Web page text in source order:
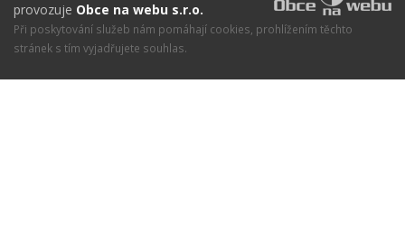
provozuje Obce na webu s.r.o.
Při poskytování služeb nám pomáhají cookies, prohlížením těchto
stránek s tím vyjadřujete souhlas.